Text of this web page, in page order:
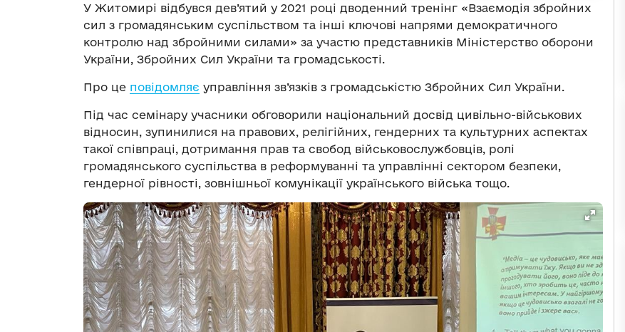
У Житомирі відбувся дев’ятий у 2021 році дводенний тренінг «Взаємодія збройних
сил з громадянським суспільством та інші ключові напрями демократичного
контролю над збройними силами» за участю представників Міністерство оборони
України, Збройних Сил України та громадськості.
Про це повідомляє управління зв’язків з громадськістю Збройних Сил України.
Під час семінару учасники обговорили національний досвід цивільно-військових
відносин, зупинилися на правових, релігійних, гендерних та культурних аспектах
такої співпраці, дотримання прав та свобод військовослужбовців, ролі
громадянського суспільства в реформуванні та управлінні сектором безпеки,
гендерної рівності, зовнішньої комунікації українського війська тощо.